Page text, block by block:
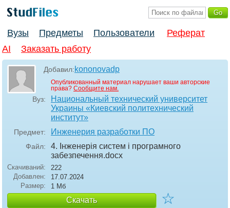
Вузы Предметы Пользователи
Реферат
AI
Заказать работу
Добавил:kononovadp
Опубликованный материал нарушает ваши авторские
права? Сообщите нам.
Вуз:
Национальный технический университет
Украины «Киевский политехнический
институт»
Предмет: Инженерия разработки ПО
Файл:
4. Інженерія систем і програмного
забезпечення.docx
Скачиваний:
222
Добавлен:
17.07.2024
Размер:
1 Мб
Скачать ☆